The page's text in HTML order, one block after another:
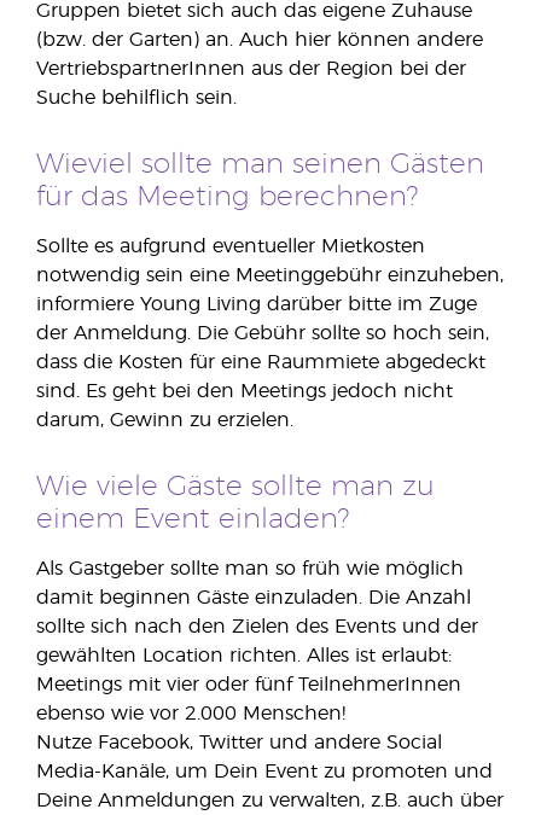
Gruppen bietet sich auch das eigene Zuhause
(bzw. der Garten) an. Auch hier können andere
VertriebspartnerInnen aus der Region bei der
Suche behilflich sein.
Wieviel sollte man seinen Gästen
für das Meeting berechnen?
Sollte es aufgrund eventueller Mietkosten
notwendig sein eine Meetinggebühr einzuheben,
informiere Young Living darüber bitte im Zuge
der Anmeldung. Die Gebühr sollte so hoch sein,
dass die Kosten für eine Raummiete abgedeckt
sind. Es geht bei den Meetings jedoch nicht
darum, Gewinn zu erzielen.
Wie viele Gäste sollte man zu
einem Event einladen?
Als Gastgeber sollte man so früh wie möglich
damit beginnen Gäste einzuladen. Die Anzahl
sollte sich nach den Zielen des Events und der
gewählten Location richten. Alles ist erlaubt:
Meetings mit vier oder fünf TeilnehmerInnen
ebenso wie vor 2.000 Menschen!
Nutze Facebook, Twitter und andere Social
Media-Kanäle, um Dein Event zu promoten und
Deine Anmeldungen zu verwalten, z.B. auch über